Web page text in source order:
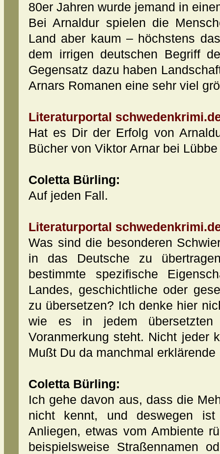
80er Jahren wurde jemand in
Bei Arnaldur spielen die
Land aber kaum – höchstens
dem irrigen deutschen Begriff
Gegensatz dazu haben
Arnars Romanen eine sehr viel
Literaturportal
Hat es Dir der Erfolg von
Bücher von Viktor Arnar bei
Coletta Bürling:
Auf jeden Fall.
Literaturportal
Was sind die besonderen
in das Deutsche zu
bestimmte spezifische
Landes, geschichtliche oder
zu übersetzen? Ich denke hier
wie es in jedem
Voranmerkung steht. Nicht jeder
Mußt Du da manchmal
Coletta Bürling:
Ich gehe davon aus, dass die
nicht kennt, und deswegen
Anliegen, etwas vom Ambiente
beispielsweise Straßennamen